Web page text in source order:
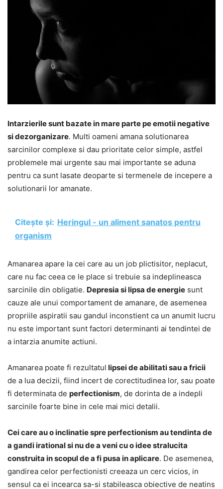
Intarzierile sunt bazate in mare parte pe emotii negative
si dezorganizare. Multi oameni amana solutionarea
sarcinilor complexe si dau prioritate celor simple, astfel
problemele mai urgente sau mai importante se aduna
pentru ca sunt lasate deoparte si termenele de incepere a
solutionarii lor amanate.
Citește și: Heringul - un aliment sanatos pentru
organism
Amanarea apare la cei care au un job plictisitor, neplacut,
care nu fac ceea ce le place si trebuie sa indeplineasca
sarcinile din obligatie. Depresia si lipsa de energie sunt
cauze ale unui comportament de amanare, de asemenea
propriile aspiratii sau gandul inconstient ca un anumit lucru
nu este important sunt factori determinanti ai tendintei de
a intarzia anumite actiuni.
Amanarea poate fi rezultatul lipsei de abilitati sau a fricii
de a lua decizii, fiind incert de corectitudinea lor, sau poate
fi determinata de perfectionism, de dorinta de a indepli
sarcinile foarte bine in cele mai mici detalii.
Cei care au o inclinatie spre perfectionism au tendinta de
a gandi irational si nu de a veni cu o idee stralucita
construita in scopul de a fi pusa in aplicare. De asemenea,
gandirea celor perfectionisti creeaza un cerc vicios, in
sensul ca ei incearca sa-si stabileasca obiective de neatins